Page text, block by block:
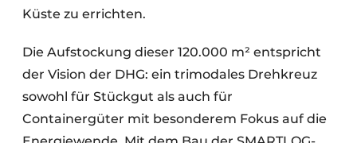
Küste zu errichten.
Die Aufstockung dieser 120.000 m² entspricht
der Vision der DHG: ein trimodales Drehkreuz
sowohl für Stückgut als auch für
Containergüter mit besonderem Fokus auf die